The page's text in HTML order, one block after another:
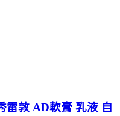
雷敦 AD軟膏 乳液 自